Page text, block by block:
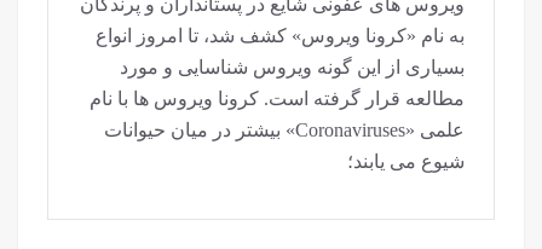
ویروس های عفونی شایع در پستانداران و پرندگان
به نام «کرونا ویروس» کشف شد، تا امروز انواع
بسیاری از این گونه ویروس شناسایی و مورد
مطالعه قرار گرفته است. کرونا ویروس ها با نام
علمی «Coronaviruses» بیشتر در میان حیوانات
شیوع می یابند؛